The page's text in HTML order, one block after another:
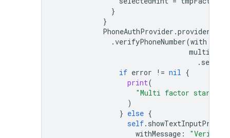
}
}
PhoneAuthProvider .provider
.verifyPhoneNumber(with
. session
if error != nil {
print(
"Multi factor start
)
} else {
self. showTextInputPrompt
withMessage :